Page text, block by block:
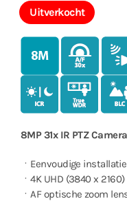
Uitverkocht
8MP 31x IR PTZ Camera
ㆍEenvoudige
ㆍ4K UHD (3840 x
ㆍAF optische zoom